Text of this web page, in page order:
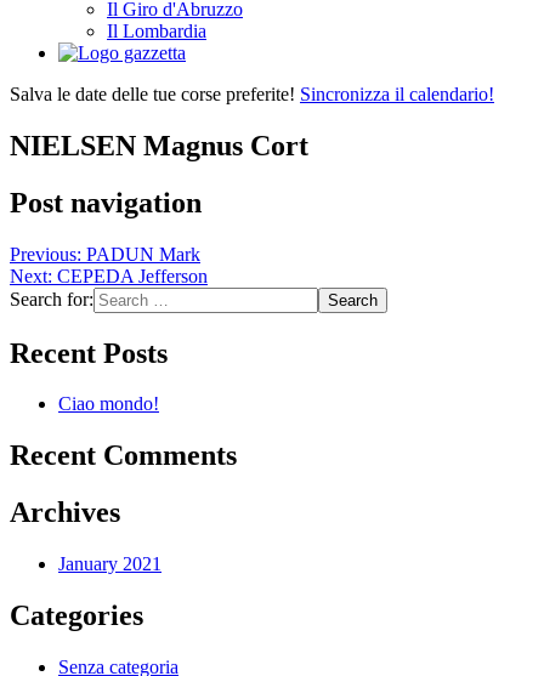
Il Giro d'Abruzzo
Il Lombardia
Salva le date delle tue corse preferite! Sincronizza il calendario!
NIELSEN Magnus Cort
Post navigation
Previous: PADUN Mark
Next: CEPEDA Jefferson
Search for:
Recent Posts
Ciao mondo!
Recent Comments
Archives
January 2021
Categories
Senza categoria